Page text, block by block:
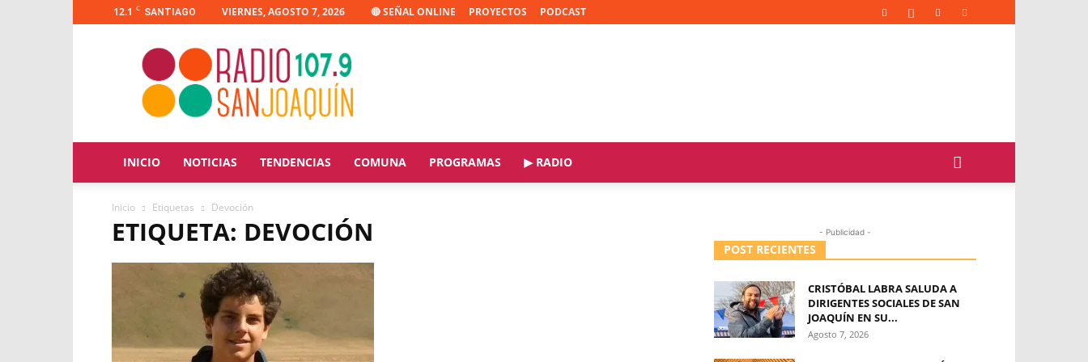
12.1 C SANTIAGO VIERNES, AGOSTO 7, 2026 🔴 SEÑAL ONLINE PROYECTOS PODCAST
Radio
Joaquín
INICIO NOTICIAS TENDENCIAS COMUNA PROGRAMAS ▶ RADIO
Inicio Etiquetas Devoción
ETIQUETA: DEVOCIÓN - Publicidad -
POST RECIENTES
CRISTÓBAL LABRA SALUDA A
DIRIGENTES SOCIALES DE SAN
JOAQUÍN EN SU...
Agosto 7, 2026